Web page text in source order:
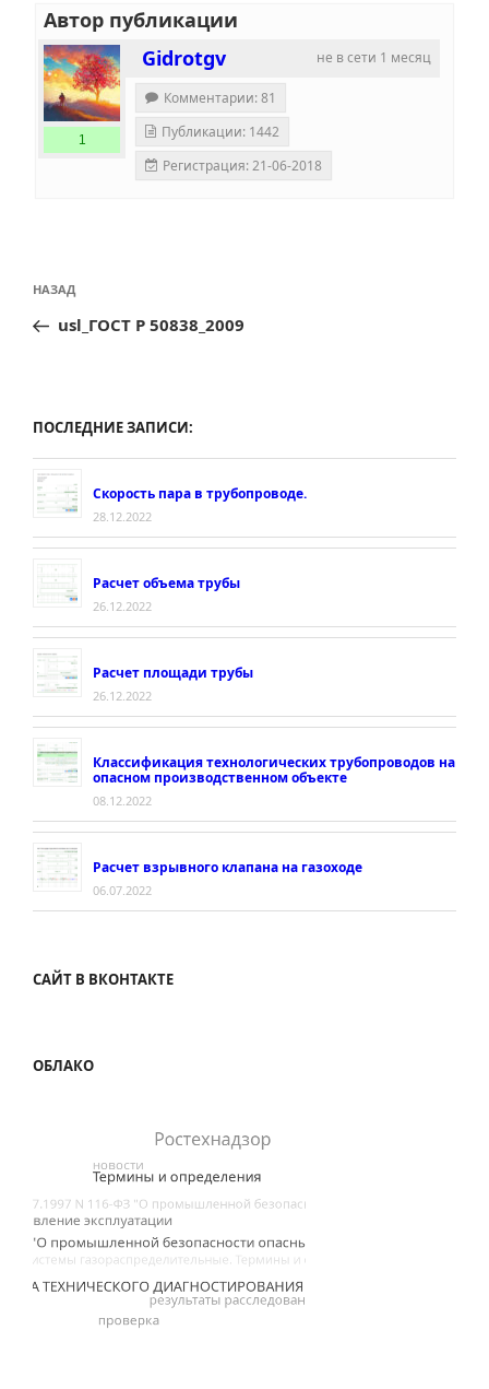
Автор публикации
не в сети 1 месяц
Gidrotgv
1
Комментарии: 81
Публикации: 1442
Регистрация: 21-06-2018
Навигация
записям
Предыдущая
запись:
НАЗАД
usl_ГОСТ Р 50838_2009
ПОСЛЕДНИЕ ЗАПИСИ:
Скорость пара в трубопроводе.
28.12.2022
Расчет объема трубы
26.12.2022
Расчет площади трубы
26.12.2022
Классификация технологических трубопроводов на
опасном производственном объекте
08.12.2022
Расчет взрывного клапана на газоходе
06.07.2022
САЙТ В ВКОНТАКТЕ
ОБЛАКО